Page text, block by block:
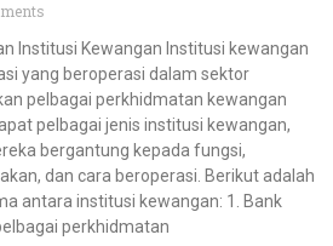
Institusi Kewangan Institusi kewangan
yang beroperasi dalam sektor
pelbagai perkhidmatan kewangan
pelbagai jenis institusi kewangan,
bergantung kepada fungsi,
dan cara beroperasi. Berikut adalah
antara institusi kewangan: 1. Bank
perkhidmatan